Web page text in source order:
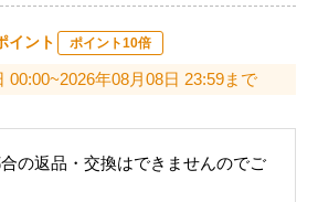
イント ポイント10倍
00:00~2026年08月08日 23:59まで
の返品・交換はできませんのでご